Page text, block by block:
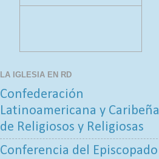
LA IGLESIA EN RD
Confederación
Latinoamericana y Caribeña
de Religiosos y Religiosas
Conferencia del Episcopado